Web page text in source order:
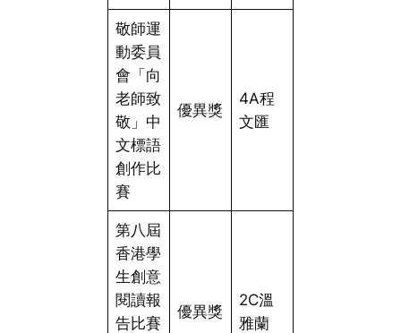
敬師運
動委員
會「向
老師致
敬」中
文標語
創作比
賽
優異獎
4A程
文匯
第八屆
香港學
生創意
閱讀報
告比賽
優異獎
2C溫
雅蘭